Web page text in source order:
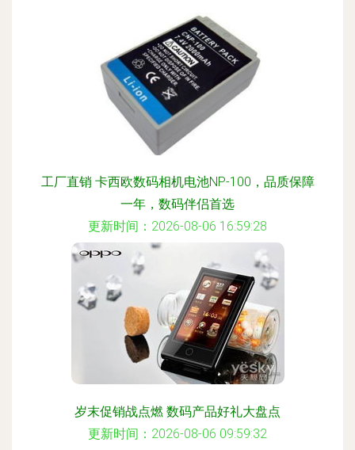
工厂直销 卡西欧数码相机电池NP-100，品质保障
一年，数码伴侣首选
更新时间：2026-08-06 16:59:28
岁末促销战点燃 数码产品好礼大盘点
更新时间：2026-08-06 09:59:32